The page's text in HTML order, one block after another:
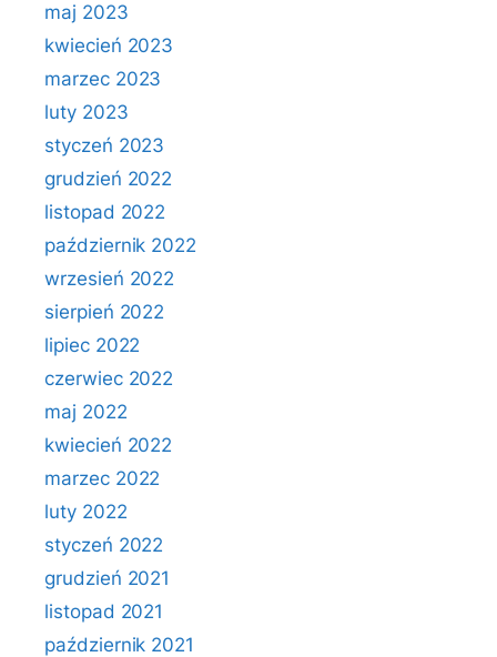
maj 2023
kwiecień 2023
marzec 2023
luty 2023
styczeń 2023
grudzień 2022
listopad 2022
październik 2022
wrzesień 2022
sierpień 2022
lipiec 2022
czerwiec 2022
maj 2022
kwiecień 2022
marzec 2022
luty 2022
styczeń 2022
grudzień 2021
listopad 2021
październik 2021